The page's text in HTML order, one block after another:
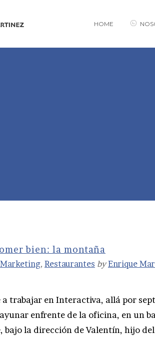
HOME
bien: la montaña
Marketing, Restaurantes byEnrique
a trabajar en Interactiva, allá por
enfrente de la oficina, en un
bajo la dirección de Valentín, hijo